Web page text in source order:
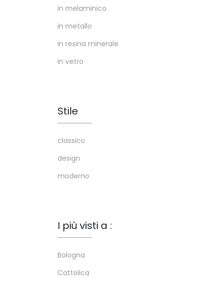
in melaminico
in metallo
in resina minerale
in vetro
Stile
classico
design
moderno
I più visti a :
Bologna
Cattolica